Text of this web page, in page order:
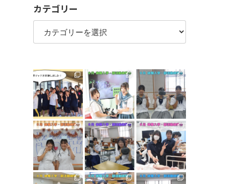
ブ
カテゴリー
カ
ゴ
ー